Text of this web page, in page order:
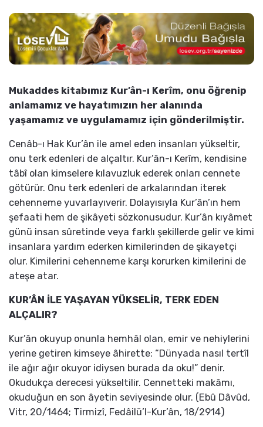
Mukaddes kitabımız Kur’ân-ı Kerîm, onu öğrenip
anlamamız ve hayatımızın her alanında
yaşamamız ve uygulamamız için gönderilmiştir.
Cenâb-ı Hak Kur’ân ile amel eden insanları yükseltir,
onu terk edenleri de alçaltır. Kur’ân-ı Kerîm, kendisine
tâbî olan kimselere kılavuzluk ederek onları cennete
götürür. Onu terk edenleri de arkalarından iterek
cehenneme yuvarlayıverir. Dolayısıyla Kur’ân’ın hem
şefaati hem de şikâyeti sözkonusudur. Kur’ân kıyâmet
günü insan sûretinde veya farklı şekillerde gelir ve kimi
insanlara yardım ederken kimilerinden de şikayetçi
olur. Kimilerini cehenneme karşı korurken kimilerini de
ateşe atar.
KUR’ÂN İLE YAŞAYAN YÜKSELİR, TERK EDEN
ALÇALIR?
Kur’ân okuyup onunla hemhâl olan, emir ve nehiylerini
yerine getiren kimseye âhirette: “Dünyada nasıl tertîl
ile ağır ağır okuyor idiysen burada da oku!” denir.
Okudukça derecesi yükseltilir. Cennetteki makâmı,
okuduğun en son âyetin seviyesinde olur. (Ebû Dâvûd,
Vitr, 20/1464; Tirmizî, Fedâilü’l-Kur’ân, 18/2914)